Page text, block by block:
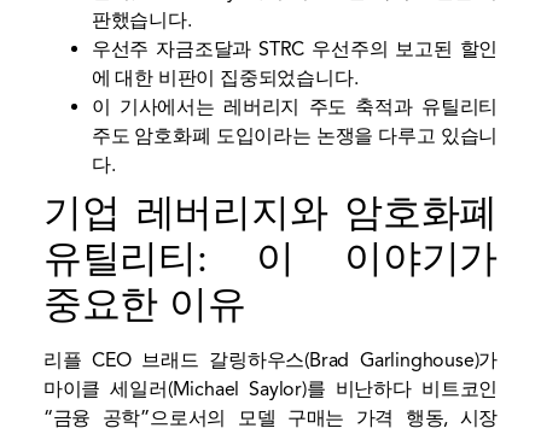
판했습니다.
우선주 자금조달과 STRC 우선주의 보고된 할인
에 대한 비판이 집중되었습니다.
이 기사에서는 레버리지 주도 축적과 유틸리티
주도 암호화폐 도입이라는 논쟁을 다루고 있습니
다.
기업 레버리지와 암호화폐
유틸리티: 이 이야기가
중요한 이유
리플 CEO 브래드 갈링하우스(Brad Garlinghouse)가
마이클 세일러(Michael Saylor)를 비난하다 비트코인
“금융 공학”으로서의 모델 구매는 가격 행동, 시장